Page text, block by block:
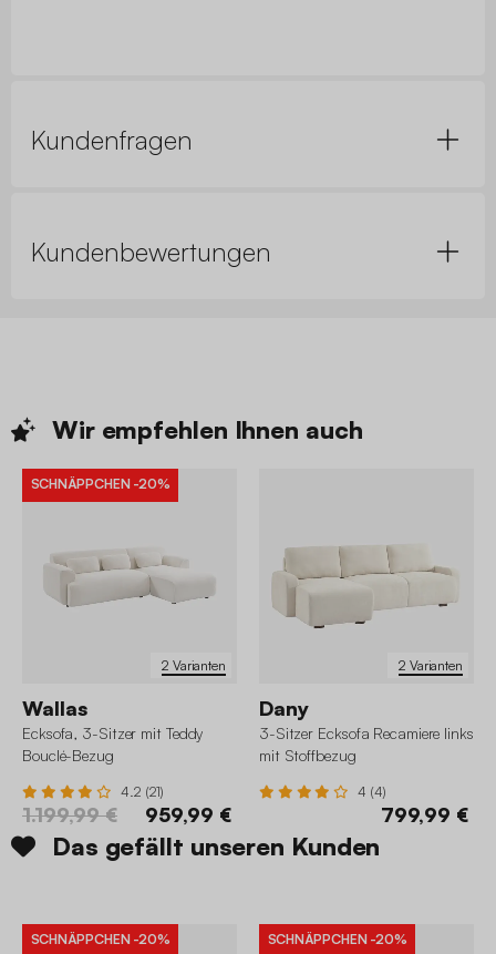
Kundenfragen
Kundenbewertungen
Wir empfehlen Ihnen auch
2 Varianten
SCHNÄPPCHEN -20%
Wallas
Ecksofa, 3-Sitzer mit Teddy
Bouclé-Bezug
4.2 (21)
1.199,99 € 959,99 €
2 Varianten
Dany
3-Sitzer Ecksofa Recamiere links
mit Stoffbezug
4 (4)
799,99 €
Das gefällt unseren Kunden
SCHNÄPPCHEN -20% SCHNÄPPCHEN -20%